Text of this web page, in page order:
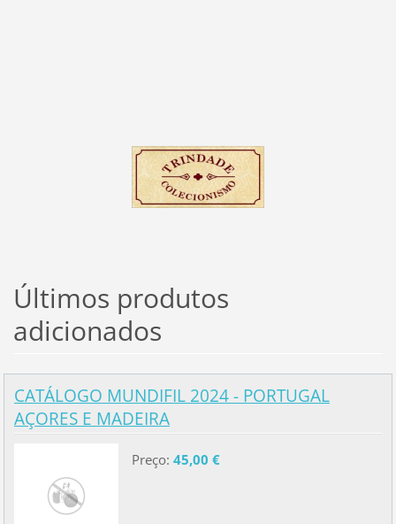
Últimos produtos
adicionados
CATÁLOGO MUNDIFIL 2024 - PORTUGAL
AÇORES E MADEIRA
Preço: 45,00 €